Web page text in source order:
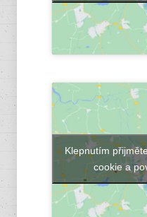
Klepnutím
cookie a